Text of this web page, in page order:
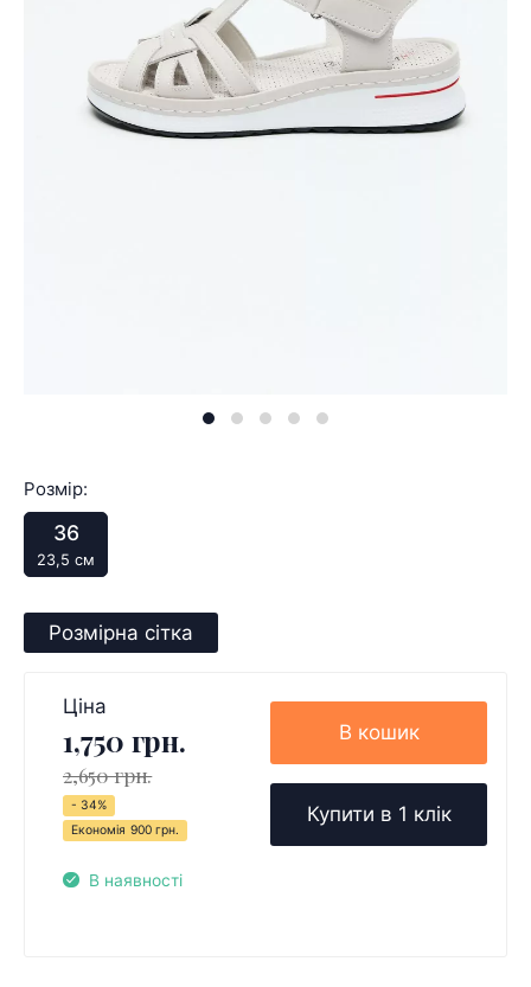
Розмір:
36
23,5 см
Розмірна сітка
Ціна
1,750 грн.
2,650 грн.
- 34%
Економія 900 грн.
В наявності
В кошик
Купити в 1 клік